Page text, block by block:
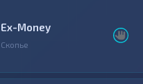
Ex-Money
Скопье